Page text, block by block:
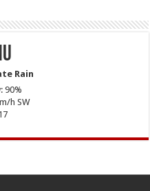
Rain
90%
h SW